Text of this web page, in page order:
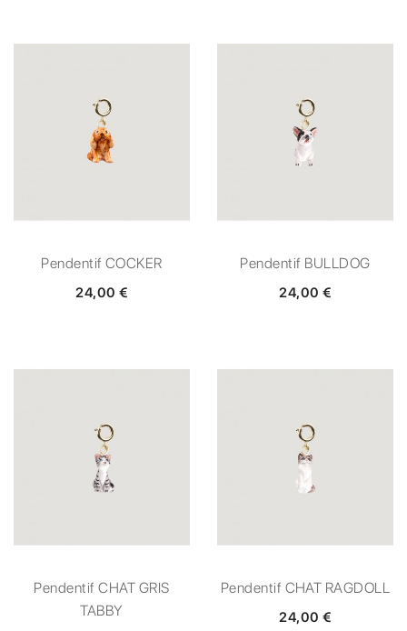
Pendentif COCKER
24,00 €
Pendentif BULLDOG
24,00 €
Pendentif CHAT GRIS
TABBY
Pendentif CHAT RAGDOLL
24,00 €